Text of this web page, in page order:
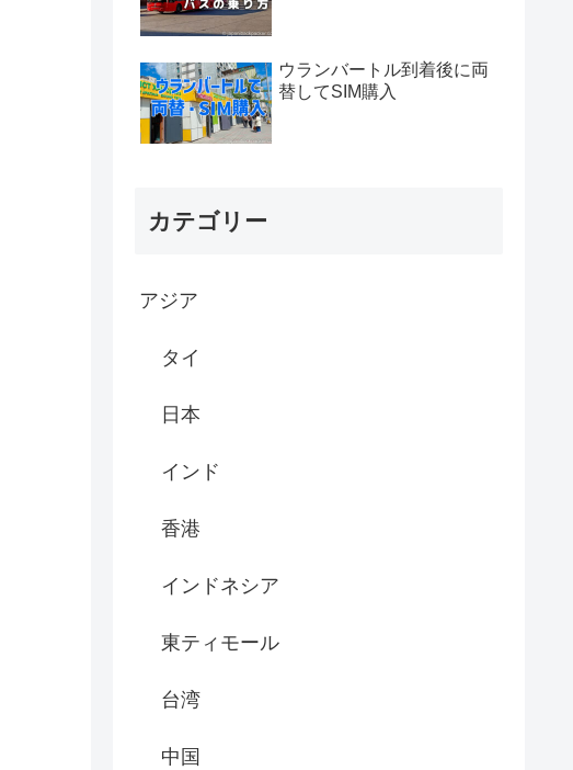
ウランバートル到着後に両
替してSIM購入
カテゴリー
アジア
タイ
日本
インド
香港
インドネシア
東ティモール
台湾
中国